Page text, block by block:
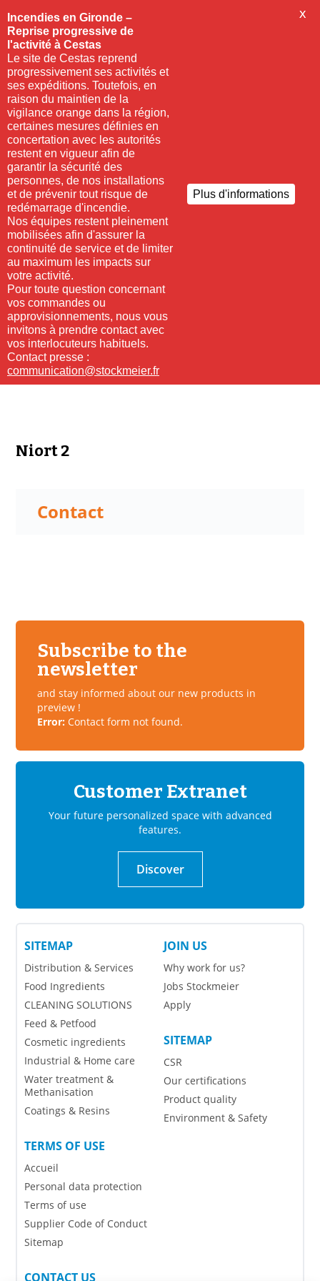
Niort 2
Contact
SITEMAP
Distribution & Services
Food Ingredients
CLEANING SOLUTIONS
Feed & Petfood
Cosmetic ingredients
Industrial & Home care
Water treatment &
Methanisation
Coatings & Resins
TERMS OF USE
Accueil
Personal data protection
Terms of use
Supplier Code of Conduct
Sitemap
CONTACT US
JOIN US
Why work for us?
Jobs Stockmeier
Apply
SITEMAP
CSR
Our certifications
Product quality
Environment & Safety
Subscribe to the
newsletter
and stay informed about our new products in
preview !
Error: Contact form not found.
Customer Extranet
Your future personalized space with advanced
features.
Discover
Incendies en Gironde –
Reprise progressive de
l'activité à Cestas
Le site de Cestas reprend
progressivement ses activités et
ses expéditions. Toutefois, en
raison du maintien de la
vigilance orange dans la région,
certaines mesures définies en
concertation avec les autorités
restent en vigueur afin de
garantir la sécurité des
personnes, de nos installations
et de prévenir tout risque de
redémarrage d'incendie.
Nos équipes restent pleinement
mobilisées afin d'assurer la
continuité de service et de limiter
au maximum les impacts sur
votre activité.
Pour toute question concernant
vos commandes ou
approvisionnements, nous vous
invitons à prendre contact avec
vos interlocuteurs habituels.
Contact presse :
communication@stockmeier.fr
Plus d'informations
X